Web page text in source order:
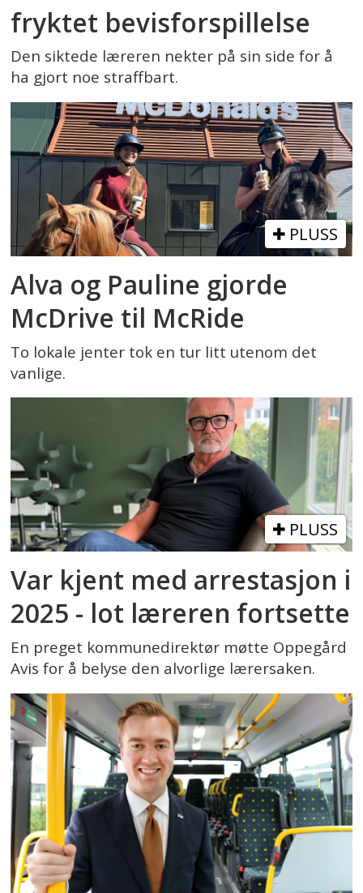
fryktet bevisforspillelse
Den siktede læreren nekter på sin side for å
ha gjort noe straffbart.
PLUSS
Alva og Pauline gjorde
McDrive til McRide
To lokale jenter tok en tur litt utenom det
vanlige.
PLUSS
Var kjent med arrestasjon i
2025 - lot læreren fortsette
En preget kommunedirektør møtte Oppegård
Avis for å belyse den alvorlige lærersaken.